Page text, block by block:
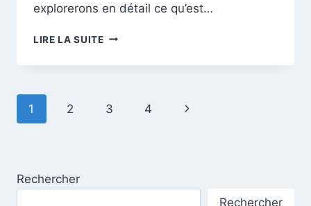
explorerons en détail ce qu’est…
LIRE LA SUITEDÉCRYPTAGE
COLLAGÈNE
TYPES
Page
1 2 3 4
Next
Rechercher
Rechercher